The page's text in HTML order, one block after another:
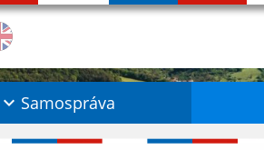
Samospráva